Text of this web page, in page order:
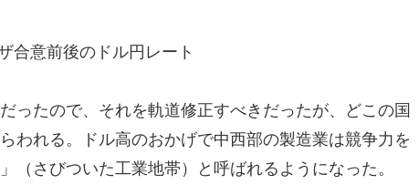
合意前後のドル円レート
ったので、それを軌道修正すべきだったが、どこの国
われる。ドル高のおかげで中西部の製造業は競争力を
（さびついた工業地帯）と呼ばれるようになった。